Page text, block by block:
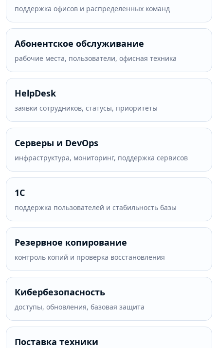
поддержка офисов и распределенных команд
Абонентское обслуживание
рабочие места, пользователи, офисная техника
HelpDesk
заявки сотрудников, статусы, приоритеты
Серверы и DevOps
инфраструктура, мониторинг, поддержка сервисов
1С
поддержка пользователей и стабильность базы
Резервное копирование
контроль копий и проверка восстановления
Кибербезопасность
доступы, обновления, базовая защита
Поставка техники